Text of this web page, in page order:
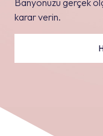
Banyonuzu gerçek
karar verin.